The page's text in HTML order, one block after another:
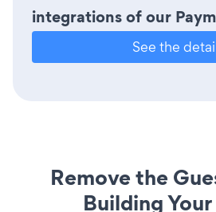
integrations of our
See the
Remove the
Building